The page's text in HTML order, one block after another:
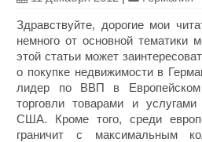
Здравствуйте, дорогие мои
немного от основной тематики
этой статьи может
о покупке недвижимости в
лидер по ВВП в
торговли товарами и
США. Кроме того, среди
граничит с максимальным